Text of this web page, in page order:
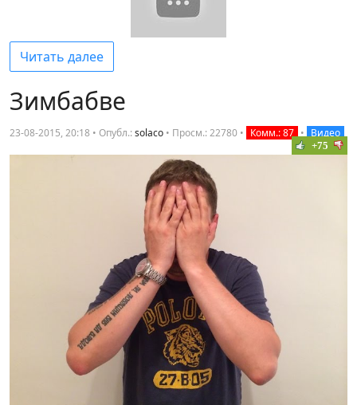
Читать далее
Зимбабве
23-08-2015, 20:18 • Опубл.:solaco • Просм.: 22780 • Комм.: 87 • Видео
+75